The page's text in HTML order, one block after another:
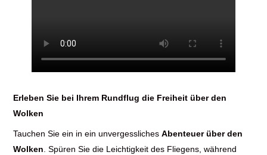
Erleben Sie bei Ihrem Rundflug die Freiheit über den
Wolken
Tauchen Sie ein in ein unvergesslichesAbenteuer über den
Wolken. Spüren Sie die Leichtigkeit des Fliegens, während